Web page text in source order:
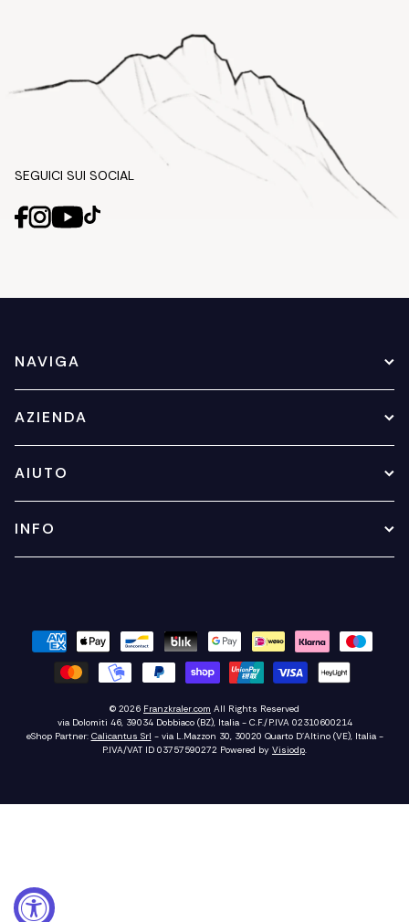
SEGUICI SUI SOCIAL
NAVIGA
AZIENDA
AIUTO
INFO
© 2026 Franzkraler.com All Rights Reserved
via Dolomiti 46, 39034 Dobbiaco (BZ), Italia - C.F./P.IVA 02310600214
eShop Partner: Calicantus Srl - via L.Mazzon 30, 30020 Quarto D'Altino (VE), Italia -
P.IVA/VAT ID 03757590272 Powered by Visiodp.